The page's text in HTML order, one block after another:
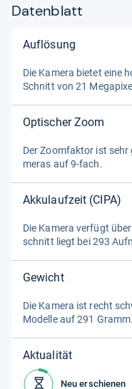
Datenblatt
Auflösung
Die Kamera bie­tet eine
Schnitt von 21
Optischer Zoom
Der Zoom­fak­tor ist
me­ras auf 9-​fach.
Akkulaufzeit (CIPA)
Die Kamera ver­fügt
schnitt liegt bei 293
Gewicht
Die Kamera ist recht
Modelle auf 291 Gramm.
Aktualität
Neu erschienen